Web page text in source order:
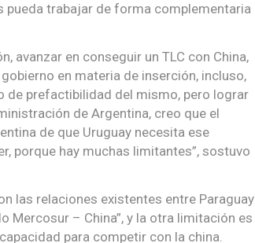
pueda trabajar de forma complementaria
avanzar en conseguir un TLC con China,
en materia de inserción, incluso,
de prefactibilidad del mismo, pero lograr
de Argentina, creo que el
de que Uruguay necesita ese
porque hay muchas limitantes”, sostuvo
las relaciones existentes entre Paraguay
Mercosur – China”, y la otra limitación es
para competir con la china.